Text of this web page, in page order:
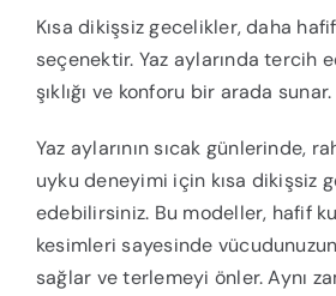
Kısa dikişsiz gecelikler, daha
seçenektir. Yaz aylarında tercih
şıklığı ve konforu bir arada sunar.
Yaz aylarının sıcak günlerinde,
uyku deneyimi için kısa dikişsiz
edebilirsiniz. Bu modeller, hafif
kesimleri sayesinde
sağlar ve terlemeyi önler. Aynı